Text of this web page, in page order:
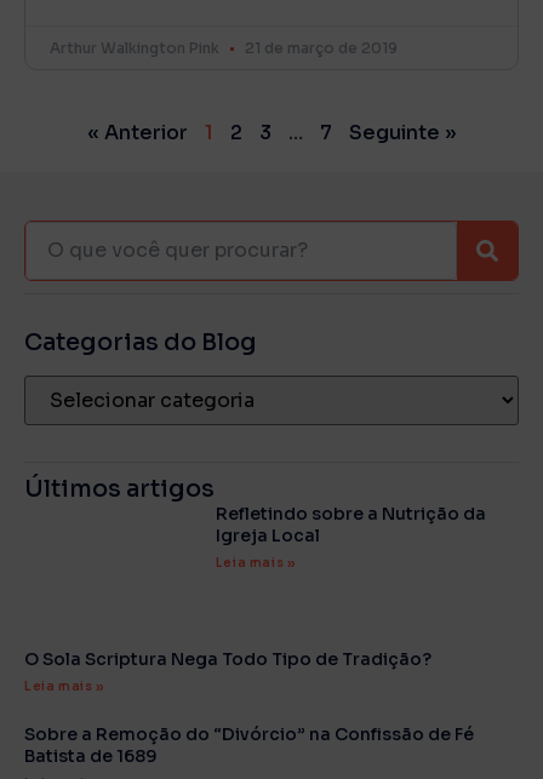
Arthur Walkington Pink 21 de março de 2019
« Anterior 1 2 3 … 7 Seguinte »
Categorias do Blog
Últimos artigos
Refletindo sobre a Nutrição da
Igreja Local
Leia mais »
O Sola Scriptura Nega Todo Tipo de Tradição?
Leia mais »
Sobre a Remoção do “Divórcio” na Confissão de Fé
Batista de 1689